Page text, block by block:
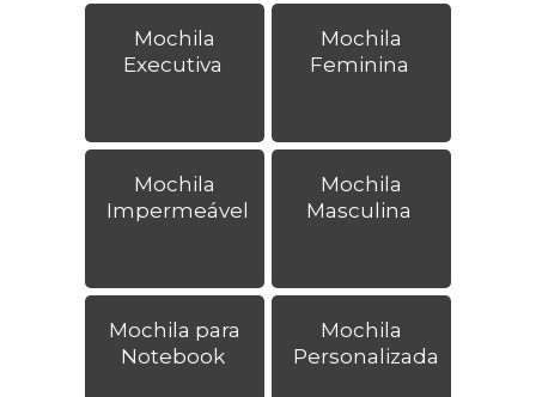
Mochila
Executiva
Mochila
Feminina
Mochila
Impermeável
Mochila
Masculina
Mochila para
Notebook
Mochila
Personalizada